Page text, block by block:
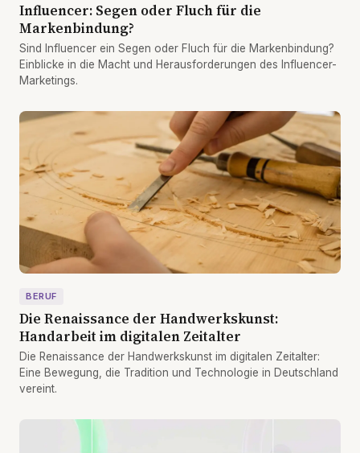
Influencer: Segen oder Fluch für die
Markenbindung?
Sind Influencer ein Segen oder Fluch für die Markenbindung?
Einblicke in die Macht und Herausforderungen des Influencer-
Marketings.
BERUF
Die Renaissance der Handwerkskunst:
Handarbeit im digitalen Zeitalter
Die Renaissance der Handwerkskunst im digitalen Zeitalter:
Eine Bewegung, die Tradition und Technologie in Deutschland
vereint.